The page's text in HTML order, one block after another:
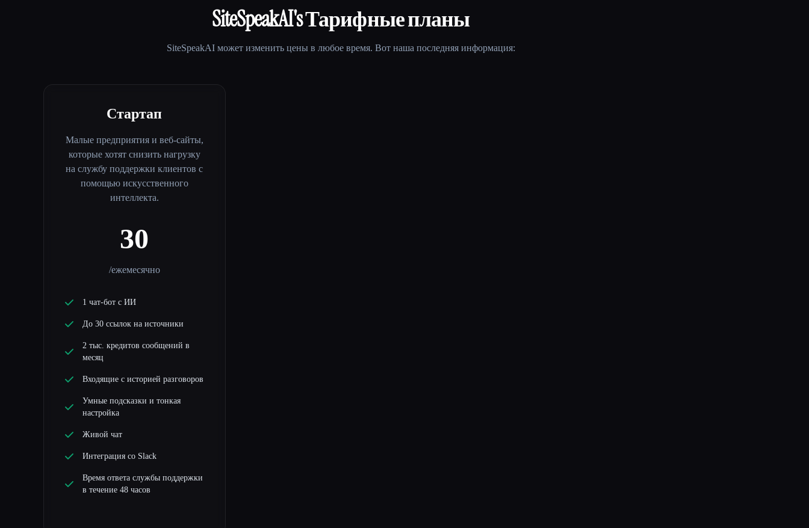
SiteSpeakAI's Тарифные планы
SiteSpeakAIможет изменить цены в любое время. Вот наша последняя информация:
Стартап
Малые предприятия и веб-сайты,
которые хотят снизить нагрузку
на службу поддержки клиентов с
помощью искусственного
интеллекта.
30
/ежемесячно
1 чат-бот с ИИ
До 30 ссылок на источники
2 тыс. кредитов сообщений в
месяц
Входящие с историей разговоров
Умные подсказки и тонкая
настройка
Живой чат
Интеграция со Slack
Время ответа службы поддержки
в течение 48 часов